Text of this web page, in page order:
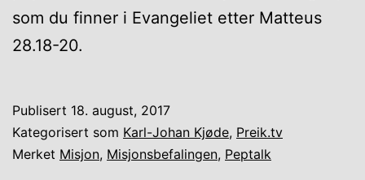
som du finner i Evangeliet etter Matteus
28.18-20.
Publisert 18. august, 2017
Kategorisert som Karl-Johan Kjøde, Preik.tv
Merket Misjon, Misjonsbefalingen, Peptalk